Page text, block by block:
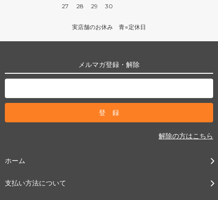
27
28 29 30
実店舗のお休み 青=定休日
メルマガ登録・解除
解除の方はこちら
ホーム
支払い方法について